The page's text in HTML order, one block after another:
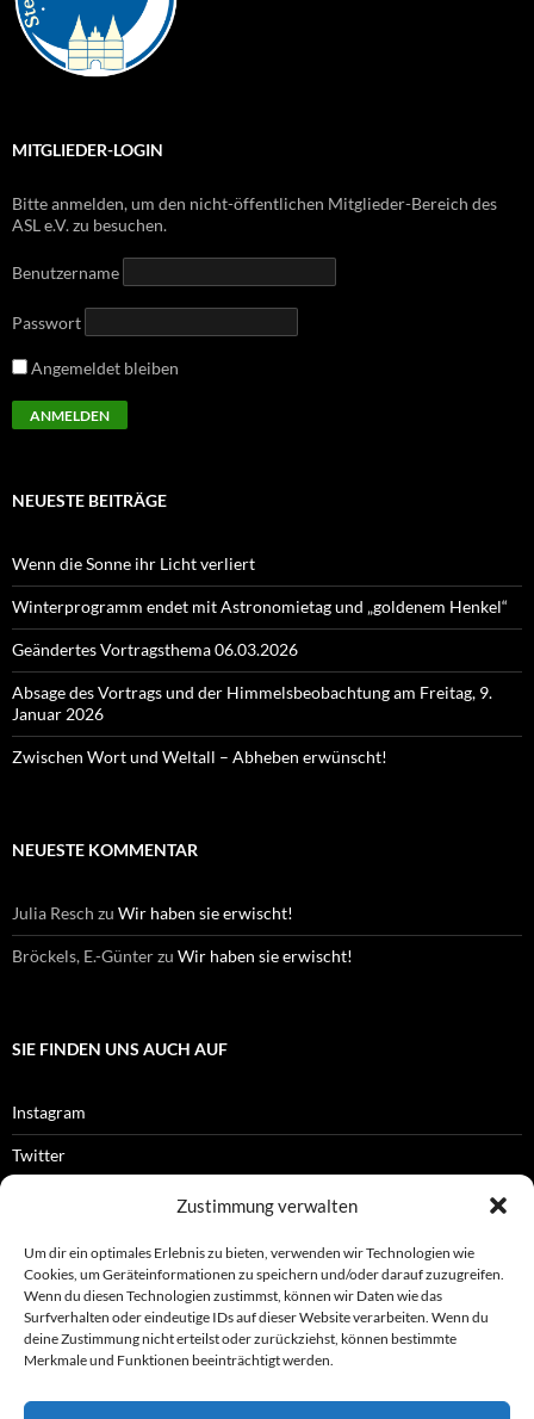
Zustimmung verwalten
Um dir ein optimales Erlebnis zu bieten, verwenden wir Technologien wie
Cookies, um Geräteinformationen zu speichern und/oder darauf zuzugreifen.
Wenn du diesen Technologien zustimmst, können wir Daten wie das
Surfverhalten oder eindeutige IDs auf dieser Website verarbeiten. Wenn du
deine Zustimmung nicht erteilst oder zurückziehst, können bestimmte
Merkmale und Funktionen beeinträchtigt werden.
MITGLIEDER-LOGIN
Bitte anmelden, um den nicht-öffentlichen Mitglieder-Bereich des
ASL e.V. zu besuchen.
Benutzername
Passwort
Angemeldet bleiben
NEUESTE BEITRÄGE
Wenn die Sonne ihr Licht verliert
Winterprogramm endet mit Astronomietag und „goldenem Henkel“
Geändertes Vortragsthema 06.03.2026
Absage des Vortrags und der Himmelsbeobachtung am Freitag, 9.
Januar 2026
Zwischen Wort und Weltall – Abheben erwünscht!
NEUESTE KOMMENTAR
Julia Resch zu Wir haben sie erwischt!
Bröckels, E.-Günterzu Wir haben sie erwischt!
SIE FINDEN UNS AUCH AUF
Instagram
Twitter
OFFIZIELLES
Impressum